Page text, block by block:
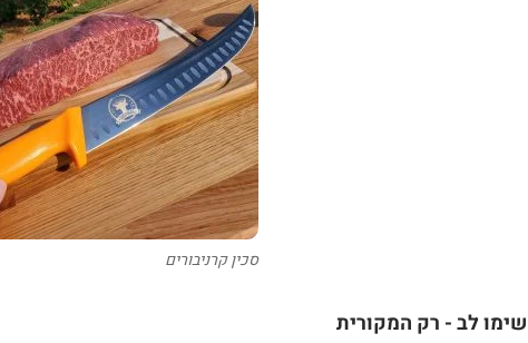
סכין קרניבורים
שימו לב - רק המקורית